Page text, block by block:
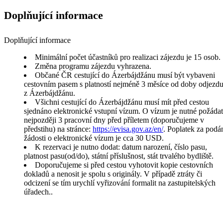
Doplňující informace
Doplňující informace
Minimální počet účastníků pro realizaci zájezdu je 15 osob.
Změna programu zájezdu vyhrazena.
Občané ČR cestující do Ázerbájdžánu musí být vybaveni
cestovním pasem s platností nejméně 3 měsíce od doby odjezdu
z Ázerbájdžánu.
Všichni cestující do Ázerbájdžánu musí mít před cestou
sjednáno elektronické vstupní vízum. O vízum je nutné požádat
nejpozději 3 pracovní dny před příletem (doporučujeme v
předstihu) na stránce: https://evisa.gov.az/en/. Poplatek za
žádosti o elektronické vízum je cca 30 USD.
K rezervaci je nutno dodat: datum narození, číslo pasu,
platnost pasu(od/do), státní příslušnost, stát trvalého bydliště.
Doporučujeme si před cestou vyhotovit kopie cestovních
dokladů a nenosit je spolu s originály. V případě ztráty či
odcizení se tím urychlí vyřizování formalit na zastupitelských
úřadech..